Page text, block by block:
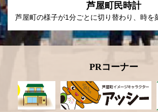
芦屋町民時計
芦屋町の様子が1分ごとに切り替わり、時を
PRコーナー